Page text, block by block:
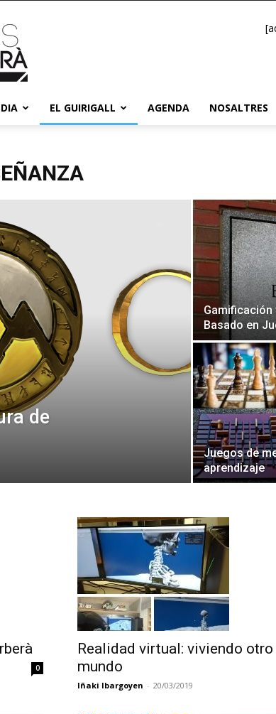
EL GUIRIGALL AGENDA NOSALTRES
de
Gamificación
Basado en
Juegos de
aprendizaje
0
Realidad virtual: viviendo otro
mundo
Iñaki Ibargoyen - 20/03/2019